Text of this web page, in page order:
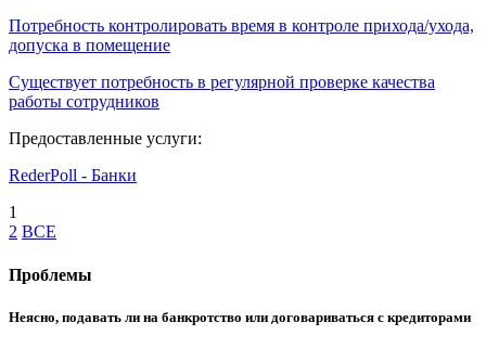
Потребность контролировать время в контроле прихода/ухода,
допуска в помещение
Существует потребность в регулярной проверке качества
работы сотрудников
Предоставленные услуги:
RederPoll - Банки
1
2 ВСЕ
Проблемы
Неясно, подавать ли на банкротство или договариваться с кредиторами